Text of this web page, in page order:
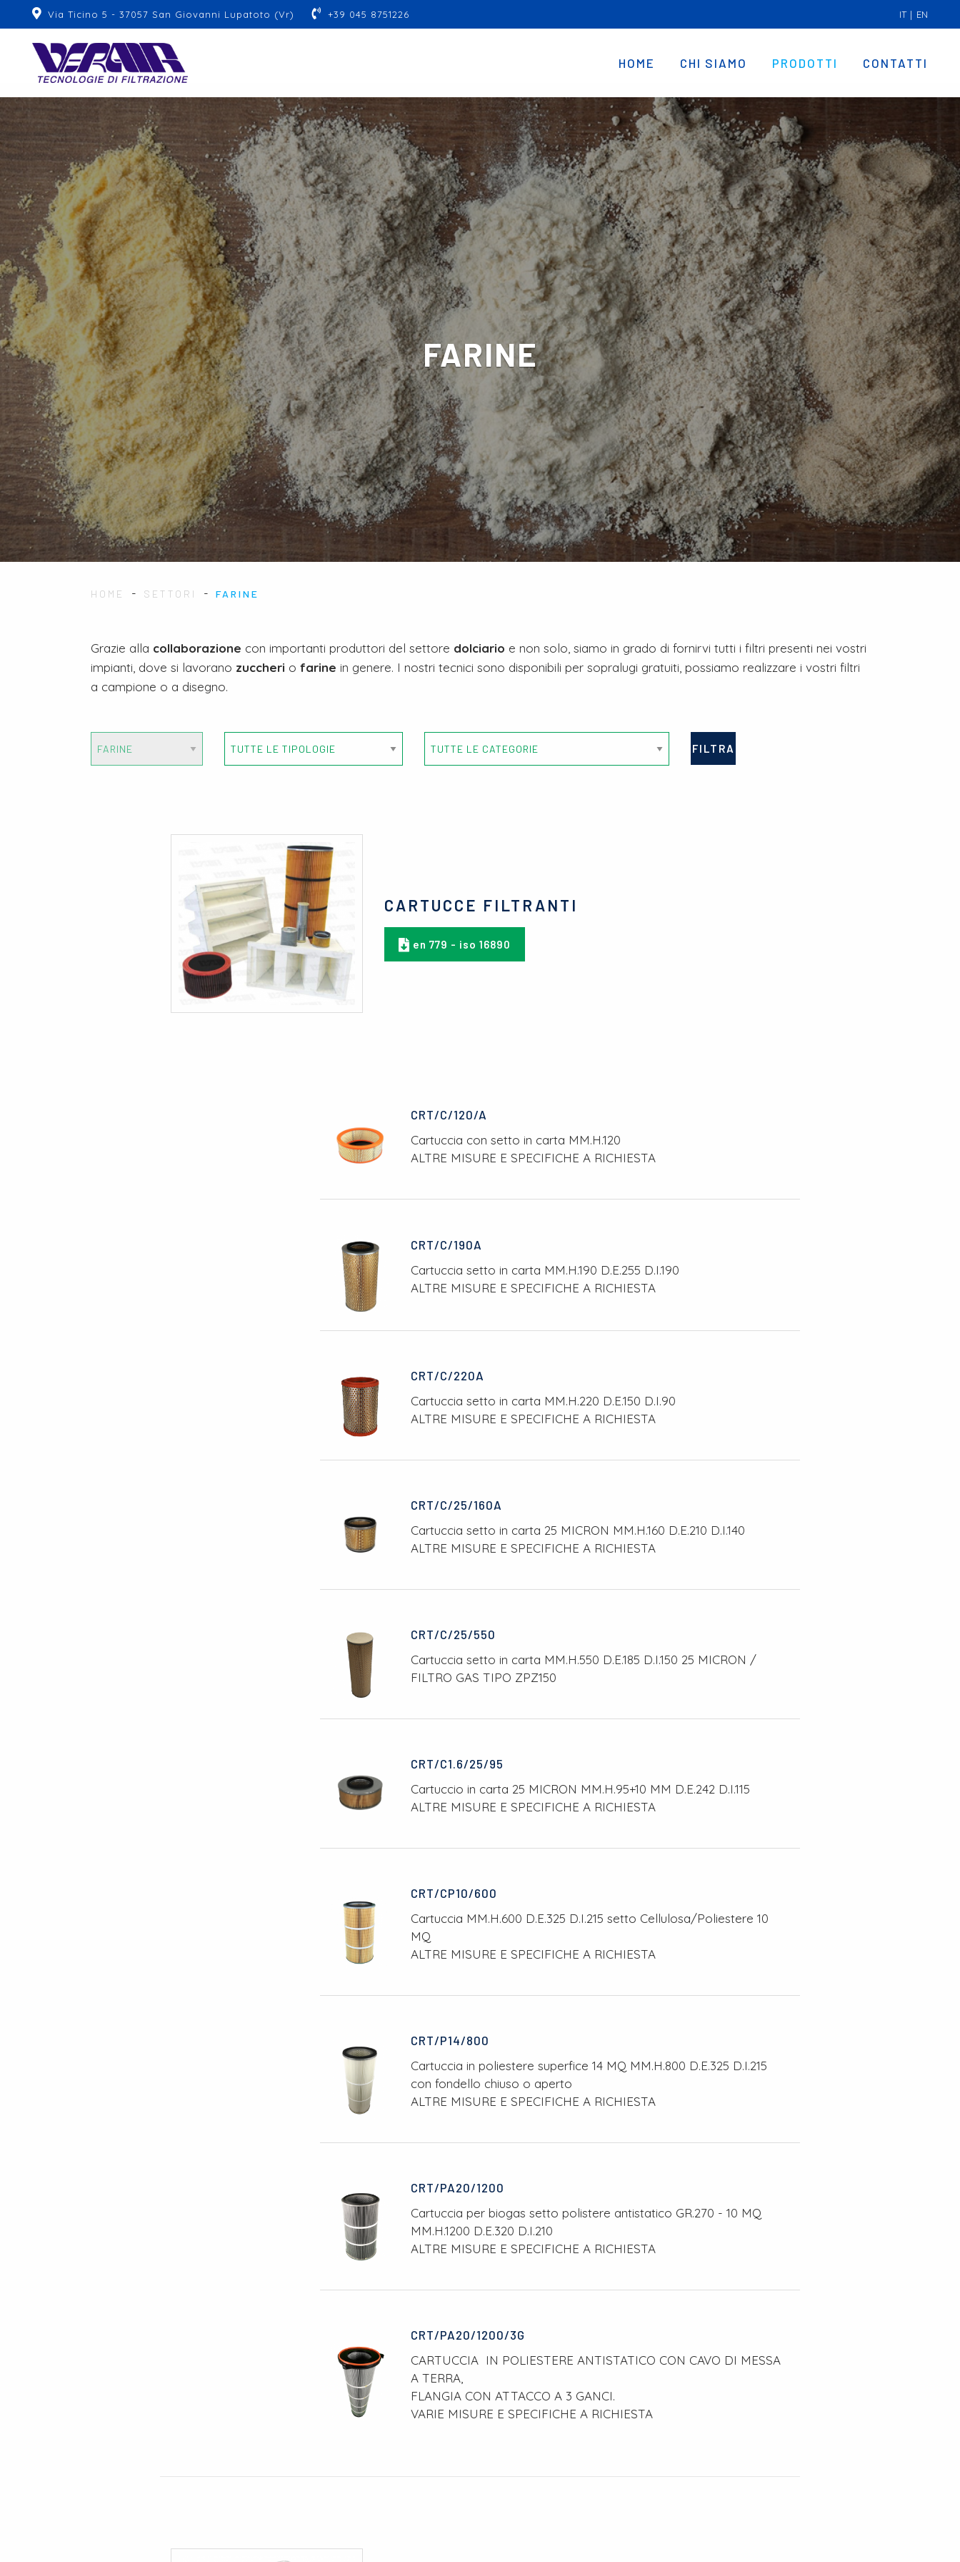
Via Ticino 5 - 37057 San Giovanni Lupatoto (Vr) +39 045 8751226 IT| EN
HOME CHI SIAMO PRODOTTI CONTATTI
FARINE
HOME - SETTORI - FARINE
Grazie alla collaborazione con importanti produttori del settore dolciario e non solo, siamo in grado di fornirvi tutti i filtri presenti nei vostri
impianti, dove si lavorano zuccheri o farine in genere. I nostri tecnici sono disponibili per sopralugi gratuiti, possiamo realizzare i vostri filtri
a campione o a disegno.
FILTRA
CARTUCCE FILTRANTI
en 779 - iso 16890
CRT/C/120/A
Cartuccia con setto in carta MM.H.120
ALTRE MISURE E SPECIFICHE A RICHIESTA
CRT/C/190A
Cartuccia setto in carta MM.H.190 D.E.255 D.I.190
ALTRE MISURE E SPECIFICHE A RICHIESTA
CRT/C/220A
Cartuccia setto in carta MM.H.220 D.E.150 D.I.90
ALTRE MISURE E SPECIFICHE A RICHIESTA
CRT/C/25/160A
Cartuccia setto in carta 25 MICRON MM.H.160 D.E.210 D.I.140
ALTRE MISURE E SPECIFICHE A RICHIESTA
CRT/C/25/550
Cartuccia setto in carta MM.H.550 D.E.185 D.I.150 25 MICRON /
FILTRO GAS TIPO ZPZ150
CRT/C1.6/25/95
Cartuccio in carta 25 MICRON MM.H.95+10 MM D.E.242 D.I.115
ALTRE MISURE E SPECIFICHE A RICHIESTA
CRT/CP10/600
Cartuccia MM.H.600 D.E.325 D.I.215 setto Cellulosa/Poliestere 10
MQ
ALTRE MISURE E SPECIFICHE A RICHIESTA
CRT/P14/800
Cartuccia in poliestere superfice 14 MQ MM.H.800 D.E.325 D.I.215
con fondello chiuso o aperto
ALTRE MISURE E SPECIFICHE A RICHIESTA
CRT/PA20/1200
Cartuccia per biogas setto polistere antistatico GR.270 - 10 MQ
MM.H.1200 D.E.320 D.I.210
ALTRE MISURE E SPECIFICHE A RICHIESTA
CRT/PA20/1200/3G
CARTUCCIA IN POLIESTERE ANTISTATICO CON CAVO DI MESSA
A TERRA,
FLANGIA CON ATTACCO A 3 GANCI.
VARIE MISURE E SPECIFICHE A RICHIESTA